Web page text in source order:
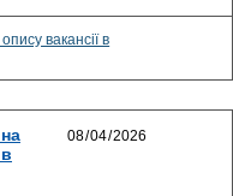
вакансії в